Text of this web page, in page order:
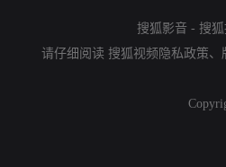
搜狐影音 - 搜
请仔细阅读 搜狐视频隐私政策、